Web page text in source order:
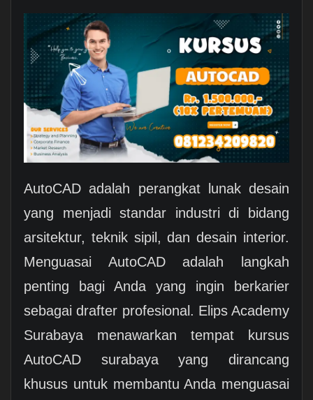
AutoCAD adalah perangkat lunak desain
yang menjadi standar industri di bidang
arsitektur, teknik sipil, dan desain interior.
Menguasai AutoCAD adalah langkah
penting bagi Anda yang ingin berkarier
sebagai drafter profesional. Elips Academy
Surabaya menawarkan tempat kursus
AutoCAD surabaya yang dirancang
khusus untuk membantu Anda menguasai